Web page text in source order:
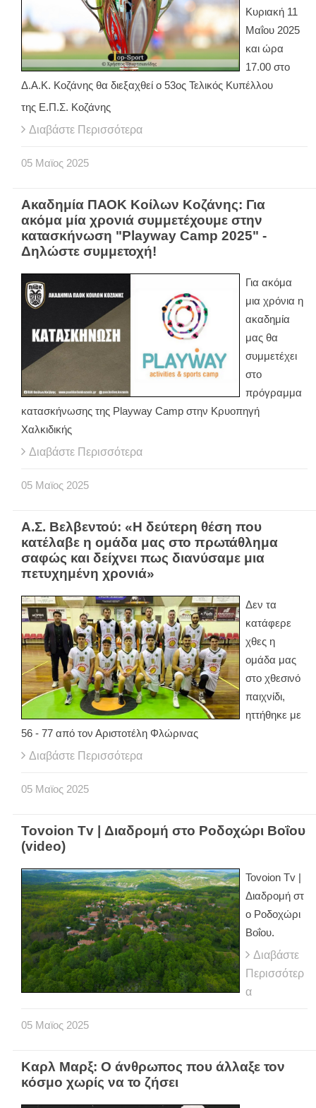
Κυριακή 11
Μαΐου 2025
και ώρα
17.00 στο
Δ.Α.Κ. Κοζάνης θα διεξαχθεί ο 53ος Τελικός Κυπέλλου
της Ε.Π.Σ. Κοζάνης
Διαβάστε Περισσότερα
05 Μαϊος 2025
Ακαδημία ΠΑΟΚ Κοίλων Κοζάνης: Για
ακόμα μία χρονιά συμμετέχουμε στην
κατασκήνωση "Playway Camp 2025" -
Δηλώστε συμμετοχή!
Για ακόμα
μια χρόνια η
ακαδημία
μας θα
συμμετέχει
στο
πρόγραμμα
κατασκήνωσης της Playway Camp στην Κρυοπηγή
Χαλκιδικής
Διαβάστε Περισσότερα
05 Μαϊος 2025
Α.Σ. Βελβεντού: «Η δεύτερη θέση που
κατέλαβε η ομάδα μας στο πρωτάθλημα
σαφώς και δείχνει πως διανύσαμε μια
πετυχημένη χρονιά»
Δεν τα
κατάφερε
χθες η
ομάδα μας
στο χθεσινό
παιχνίδι,
ηττήθηκε με
56 - 77 από τον Αριστοτέλη Φλώρινας
Διαβάστε Περισσότερα
05 Μαϊος 2025
Tovoion Tv | Διαδρομή στo Ροδοχώρι Βοΐου
(video)
Tovoion Tv |
Διαδρομή στ
o Ροδοχώρι
Βοΐου.
Διαβάστε
Περισσότερ
α
05 Μαϊος 2025
Καρλ Μαρξ: Ο άνθρωπος που άλλαξε τον
κόσμο χωρίς να το ζήσει